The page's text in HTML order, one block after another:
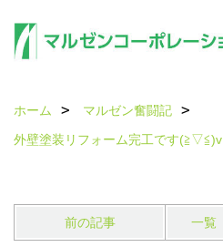
ホーム
マルゼン奮闘記
外壁塗装リフォーム完工です(≧▽≦)v
前の記事 一覧